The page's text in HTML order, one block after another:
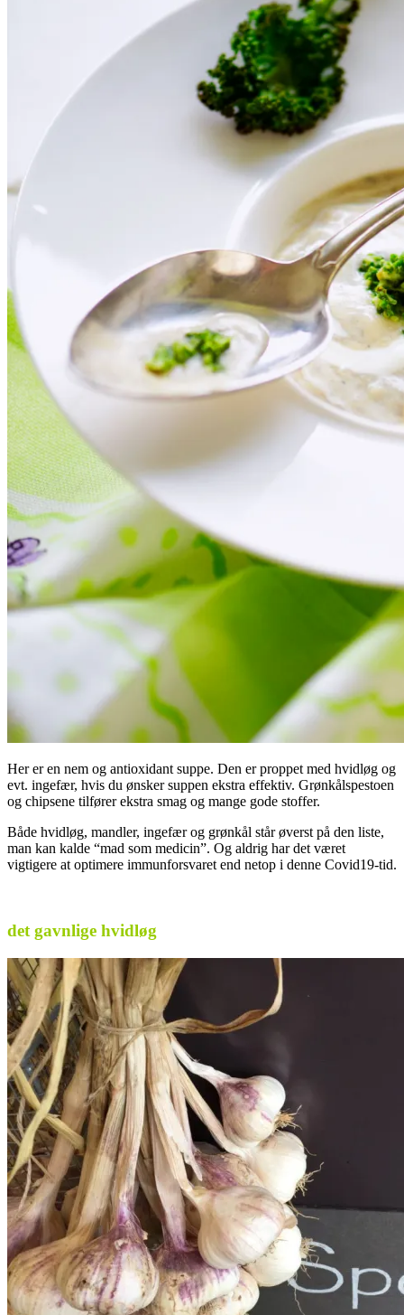
Her er en nem og antioxidant suppe. Den er proppet med hvidløg og
evt. ingefær, hvis du ønsker suppen ekstra effektiv. Grønkålspestoen
og chipsene tilfører ekstra smag og mange gode stoffer.
Både hvidløg, mandler, ingefær og grønkål står øverst på den liste,
man kan kalde “mad som medicin”. Og aldrig har det været
vigtigere at optimere immunforsvaret end netop i denne Covid19-tid.
det gavnlige hvidløg